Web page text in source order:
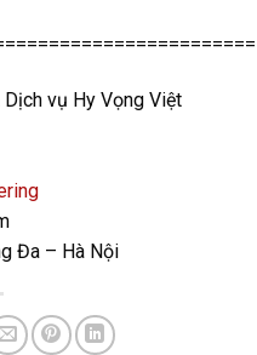
vụ Hy Vọng Việt
Đa – Hà Nội